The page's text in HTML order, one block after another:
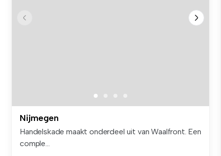
Nijmegen
Handelskade maakt onderdeel uit van Waalfront. Een
comple...